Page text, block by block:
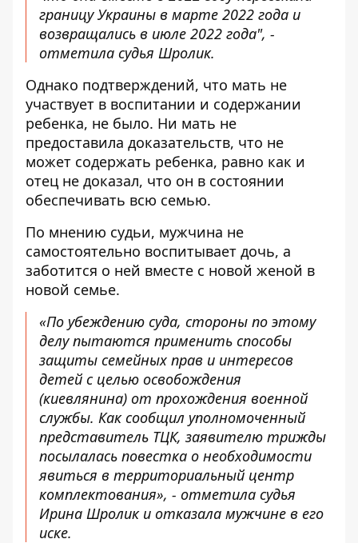
границу Украины в марте 2022 года и
возвращались в июле 2022 года", -
отметила судья Шролик.
Однако подтверждений, что мать не
участвует в воспитании и содержании
ребенка, не было. Ни мать не
предоставила доказательств, что не
может содержать ребенка, равно как и
отец не доказал, что он в состоянии
обеспечивать всю семью.
По мнению судьи, мужчина не
самостоятельно воспитывает дочь, а
заботится о ней вместе с новой женой в
новой семье.
«По убеждению суда, стороны по этому
делу пытаются применить способы
защиты семейных прав и интересов
детей с целью освобождения
(киевлянина) от прохождения военной
службы. Как сообщил уполномоченный
представитель ТЦК, заявителю трижды
посылалась повестка о необходимости
явиться в территориальный центр
комплектования», - отметила судья
Ирина Шролик и отказала мужчине в его
иске.